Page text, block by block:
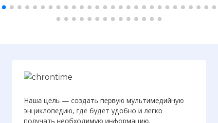
Наша цель — создать первую мультимедийную
энциклопедию, где будет удобно и легко
получать необходимую информацию.